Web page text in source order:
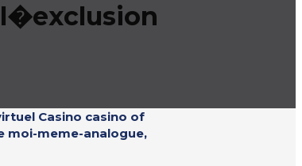
Casino casino of
moi-meme-analogue,